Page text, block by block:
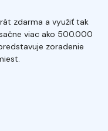
zdarma a využiť tak
viac ako 500.000
zoradenie